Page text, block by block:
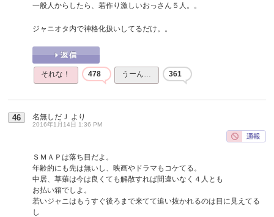
一般人からしたら、若作り激しいおっさん５人。。
ジャニオタ内で神格化扱いしてるだけ。。
それな！ 478 うーん… 361
46 名無しだＪ より
2016年1月14日 1:36 PM
ＳＭＡＰは落ち目だよ。
年齢的にも先は無いし、映画やドラマもコケてる。
中居、草薙は今は良くても解散すれば間違いなく４人とも
お払い箱でしよ。
若いジャニはもうすぐ後ろまで来てて追い抜かれるのは目に見えてる
し